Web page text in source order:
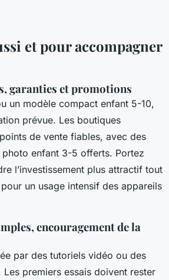
et pour accompagner
garanties et promotions
un modèle compact enfant 5-10,
prévue. Les boutiques
de vente fiables, avec des
enfant 3-5 offerts. Portez
l’investissement plus attractif tout
un usage intensif des appareils
encouragement de la
par des tutoriels vidéo ou des
premiers essais doivent rester